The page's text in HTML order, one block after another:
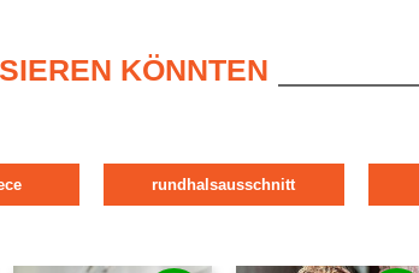
KÖNNTEN
rundhalsausschnitt